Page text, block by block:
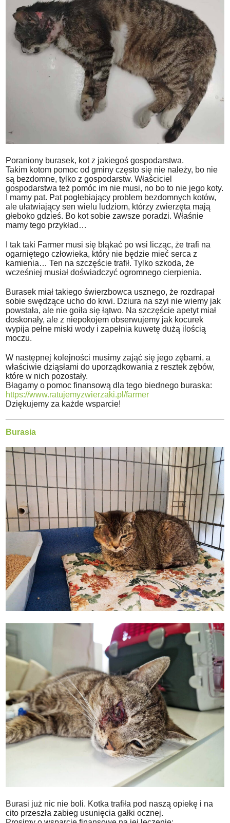
Poraniony burasek, kot z jakiegoś gospodarstwa.
Takim kotom pomoc od gminy często się nie należy, bo nie
są bezdomne, tylko z gospodarstw. Właściciel
gospodarstwa też pomóc im nie musi, no bo to nie jego koty.
I mamy pat. Pat pogłebiający problem bezdomnych kotów,
ale ułatwiający sen wielu ludziom, którzy zwierzęta mają
głeboko gdzieś. Bo kot sobie zawsze poradzi. Właśnie
mamy tego przykład…
I tak taki Farmer musi się błąkać po wsi licząc, że trafi na
ogarniętego człowieka, który nie będzie mieć serca z
kamienia… Ten na szczęście trafił. Tylko szkoda, że
wcześniej musiał doświadczyć ogromnego cierpienia.
Burasek miał takiego świerzbowca usznego, że rozdrapał
sobie swędzące ucho do krwi. Dziura na szyi nie wiemy jak
powstała, ale nie goiła się łątwo. Na szczęście apetyt miał
doskonały, ale z niepokojem obserwujemy jak kocurek
wypija pełne miski wody i zapełnia kuwetę dużą ilością
moczu.
W następnej kolejności musimy zająć się jego zębami, a
właściwie dziąsłami do uporządkowania z resztek zębów,
które w nich pozostały.
Błagamy o pomoc finansową dla tego biednego buraska:
https://www.ratujemyzwierzaki.pl/farmer
Dziękujemy za każde wsparcie!
Burasia
Burasi już nic nie boli. Kotka trafiła pod naszą opiekę i na
cito przeszła zabieg usunięcia gałki ocznej.